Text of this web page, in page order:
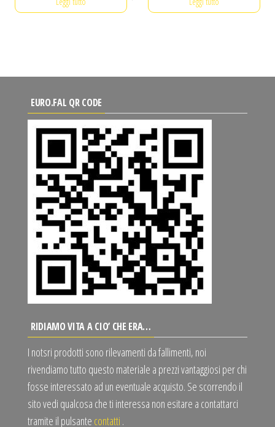
EURO.FAL QR CODE
RIDIAMO VITA A CIO’ CHE ERA…
I notsri prodotti sono rilevamenti da fallimenti, noi
rivendiamo tutto questo materiale a prezzi vantaggiosi per chi
fosse interessato ad un eventuale acquisto. Se scorrendo il
sito vedi qualcosa che ti interessa non esitare a contattarci
tramite il pulsante contatti .